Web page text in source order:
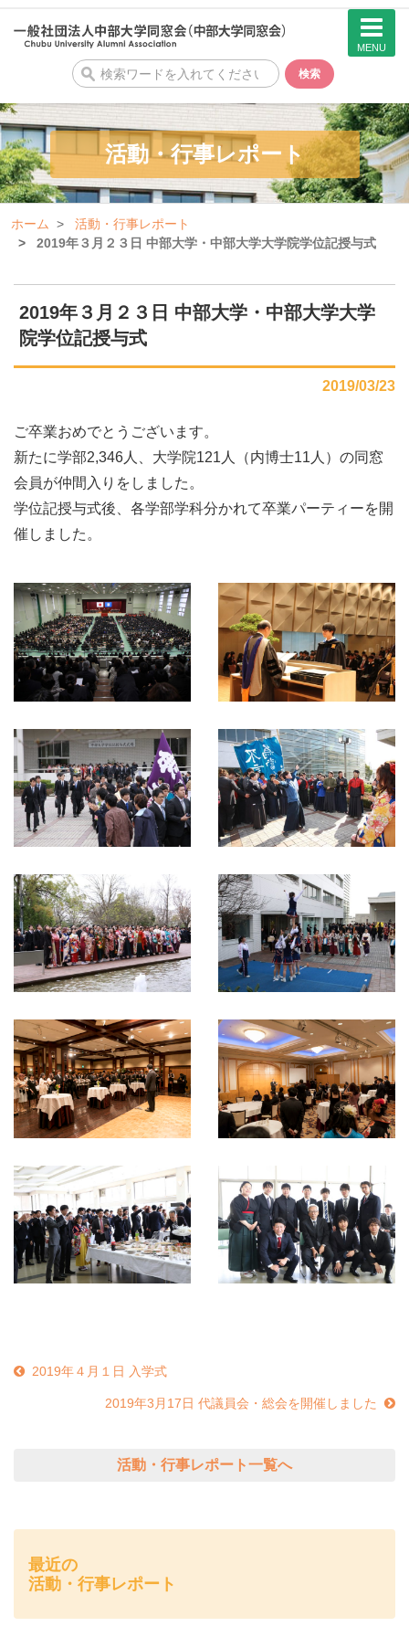
検
索
検索
MENU
活動・行事レポート
ホーム
活動・行事レポート
2019年３月２３日 中部大学・中部大学大学院学位記授与式
2019年３月２３日 中部大学・中部大学大学
院学位記授与式
2019/03/23
ご卒業おめでとうございます。
新たに学部2,346人、大学院121人（内博士11人）の同窓
会員が仲間入りをしました。
学位記授与式後、各学部学科分かれて卒業パーティーを開
催しました。
2019年４月１日 入学式
2019年3月17日 代議員会・総会を開催しました
活動・行事レポート一覧へ
最近の
活動・行事レポート